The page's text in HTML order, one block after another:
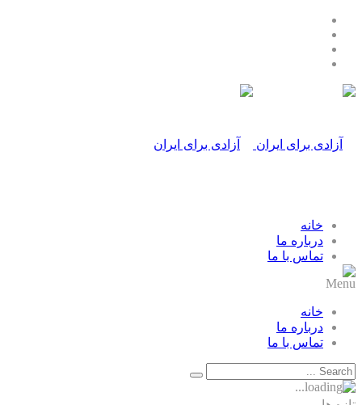
خانه
درباره ما
تماس با ما
Menu
خانه
درباره ما
تماس با ما